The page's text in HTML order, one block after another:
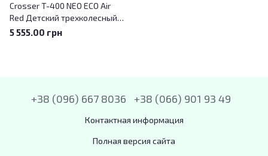
Crosser T-400 NEO ECO Air
Red Детский трехколесный
велосипед
5 555.00 грн
+38 (096) 667 8036 +38 (066) 901 93 49
Контактная информация
Полная версия сайта